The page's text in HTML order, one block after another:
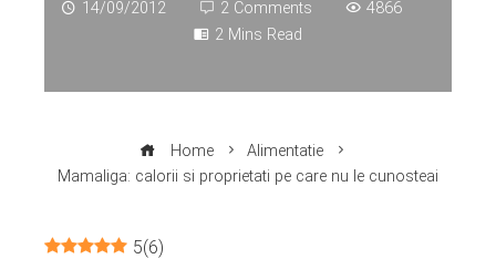
14/09/2012 2 Comments
4866
2 Mins Read
Home
Alimentatie
Mamaliga: calorii si proprietati pe care nu le cunosteai
5(6)